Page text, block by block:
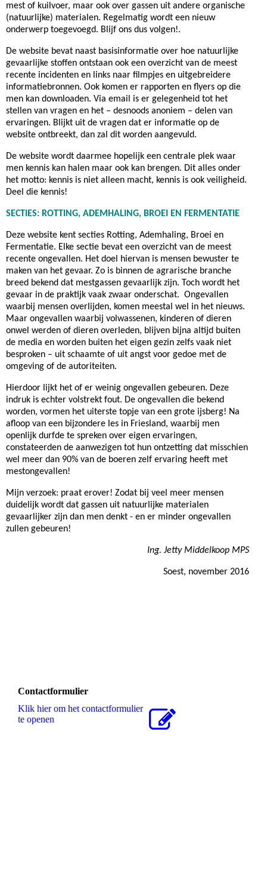
mest of kuilvoer, maar ook over gassen uit andere organische
(natuurlijke) materialen. Regelmatig wordt een nieuw
onderwerp toegevoegd. Blijf ons dus volgen!.
De website bevat naast basisinformatie over hoe natuurlijke
gevaarlijke stoffen ontstaan ook een overzicht van de meest
recente incidenten en links naar filmpjes en uitgebreidere
informatiebronnen. Ook komen er rapporten en flyers op die
men kan downloaden. Via email is er gelegenheid tot het
stellen van vragen en het – desnoods anoniem – delen van
ervaringen. Blijkt uit de vragen dat er informatie op de
website ontbreekt, dan zal dit worden aangevuld.
De website wordt daarmee hopelijk een centrale plek waar
men kennis kan halen maar ook kan brengen. Dit alles onder
het motto: kennis is niet alleen macht, kennis is ook veiligheid.
Deel die kennis!
SECTIES: ROTTING, ADEMHALING, BROEI EN FERMENTATIE
Deze website kent secties Rotting, Ademhaling, Broei en
Fermentatie. Elke sectie bevat een overzicht van de meest
recente ongevallen. Het doel hiervan is mensen bewuster te
maken van het gevaar. Zo is binnen de agrarische branche
breed bekend dat mestgassen gevaarlijk zijn. Toch wordt het
gevaar in de praktijk vaak zwaar onderschat. Ongevallen
waarbij mensen overlijden, komen meestal wel in het nieuws.
Maar ongevallen waarbij volwassenen, kinderen of dieren
onwel werden of dieren overleden, blijven bijna altijd buiten
de media en worden buiten het eigen gezin zelfs vaak niet
besproken – uit schaamte of uit angst voor gedoe met de
omgeving of de autoriteiten.
Hierdoor lijkt het of er weinig ongevallen gebeuren. Deze
indruk is echter volstrekt fout. De ongevallen die bekend
worden, vormen het uiterste topje van een grote ijsberg! Na
afloop van een bijzondere les in Friesland, waarbij men
openlijk durfde te spreken over eigen ervaringen,
constateerden de aanwezigen tot hun ontzetting dat misschien
wel meer dan 90% van de boeren zelf ervaring heeft met
mestongevallen!
Mijn verzoek: praat erover! Zodat bij veel meer mensen
duidelijk wordt dat gassen uit natuurlijke materialen
gevaarlijker zijn dan men denkt - en er minder ongevallen
zullen gebeuren!
Ing. Jetty Middelkoop MPS
Soest, november 2016
Contactformulier
Klik hier om het contactformulier
te openen